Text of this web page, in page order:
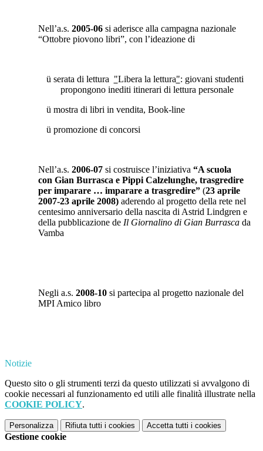
Nell’a.s. 2005-06 si aderisce alla campagna nazionale
“Ottobre piovono libri”, con l’ideazione di
ü serata di lettura "Libera la lettura": giovani studenti
propongono inediti itinerari di lettura personale
ü mostra di libri in vendita, Book-line
ü promozione di concorsi
Nell’a.s. 2006-07 si costruisce l’iniziativa “A scuola
con Gian Burrasca e Pippi Calzelunghe, trasgredire
per imparare … imparare a trasgredire”(23 aprile
2007-23 aprile 2008) aderendo al progetto della rete nel
centesimo anniversario della nascita di Astrid Lindgren e
della pubblicazione de Il Giornalino di Gian Burrascada
Vamba
Negli a.s. 2008-10si partecipa al progetto nazionale del
MPIAmico libro
Notizie
Questo sito o gli strumenti terzi da questo utilizzati si avvalgono di
cookie necessari al funzionamento ed utili alle finalità illustrate nella
COOKIE POLICY.
Personalizza Rifiuta tutti i cookies Accetta tutti i cookies
Gestione cookie